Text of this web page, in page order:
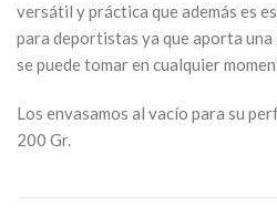
versátil y práctica que además es
para deportistas ya que aporta
se puede tomar en cualquier
Los envasamos al vacío para su
200 Gr.